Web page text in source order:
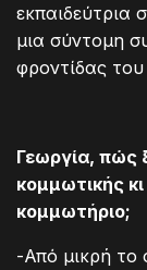
μια σύντομη
φροντίδας
Γεωργία, πώς
κομμωτικής
κομμωτήριο;
-Από μικρή το